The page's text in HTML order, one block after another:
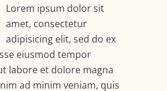
Lorem ipsum dolor sit
amet, consectetur
adipisicing elit, sed do ex
eiusmod tempor
labore et dolore magna
ad minim veniam, quis